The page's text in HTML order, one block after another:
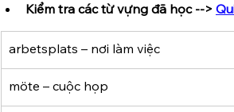
Kiểm tra các từ vựng đã học -->
arbetsplats – nơi làm việc
möte – cuộc họp